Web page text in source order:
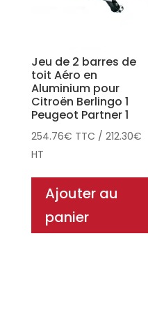
Jeu de 2 barres de
toit Aéro en
Aluminium pour
Citroën Berlingo 1
Peugeot Partner 1
254.76€ TTC / 212.30€
HT
Ajouter au
panier